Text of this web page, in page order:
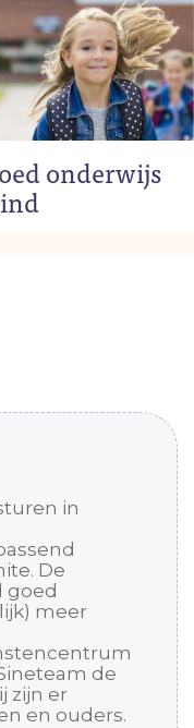
onderwijs
in
De
goed
meer
de
zijn er
en ouders.